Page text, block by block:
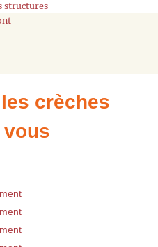
structures
crèches
vous